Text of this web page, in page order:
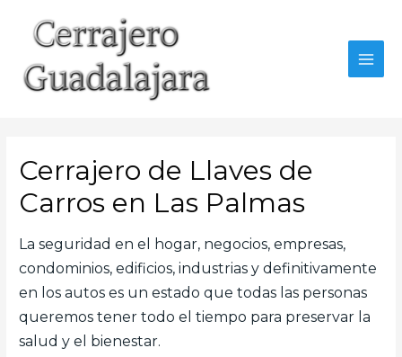
contenido
Cerrajero de Llaves de
Carros en Las Palmas
La seguridad en el hogar, negocios, empresas,
condominios, edificios, industrias y definitivamente
en los autos es un estado que todas las personas
queremos tener todo el tiempo para preservar la
salud y el bienestar.